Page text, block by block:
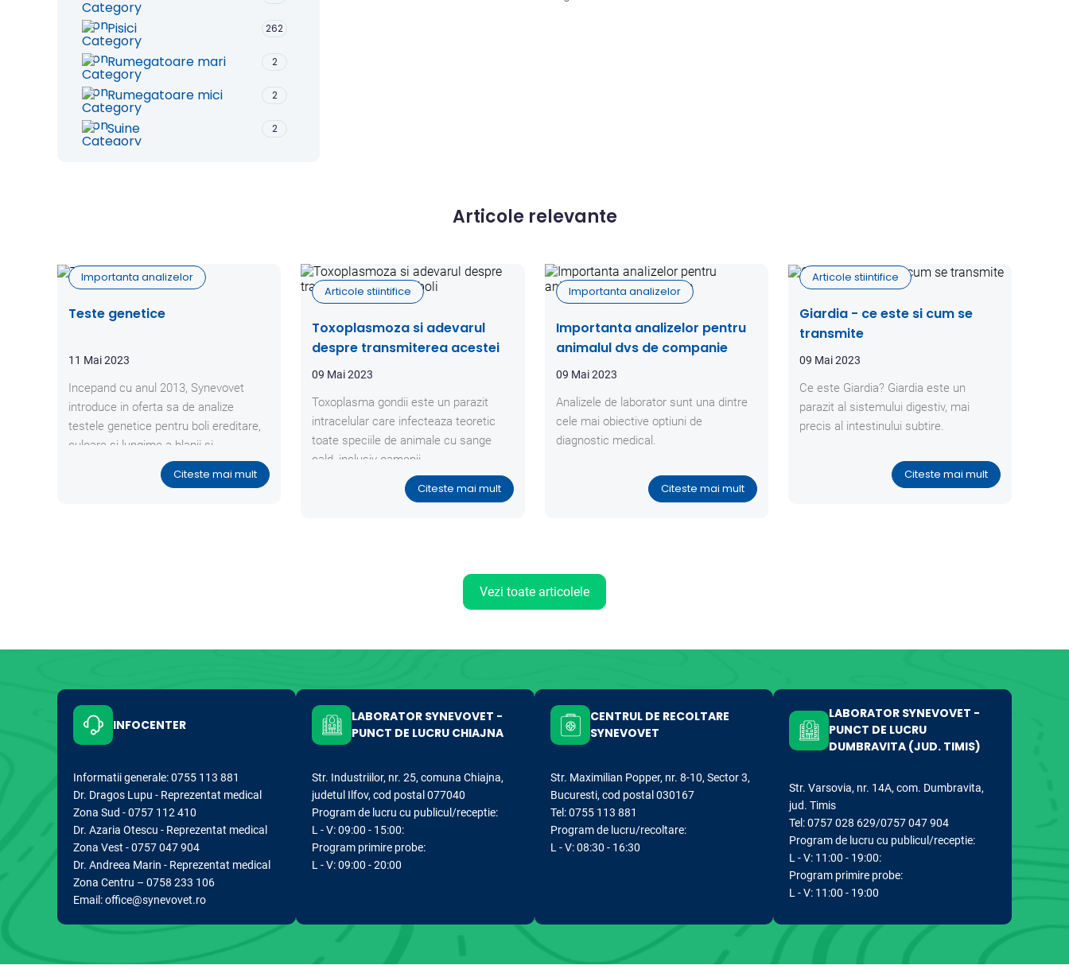
Pisici 262
Rumegatoare mari 2
Rumegatoare mici 2
Suine 2
Articole relevante
Importanta analizelor
Teste genetice
11 Mai 2023
Incepand cu anul 2013, Synevovet
introduce in oferta sa de analize
testele genetice pentru boli ereditare,
culoare si lungime a blanii si
Citeste mai mult
Articole stiintifice
Toxoplasmoza si adevarul
despre transmiterea acestei
boli
09 Mai 2023
Toxoplasma gondii este un parazit
intracelular care infecteaza teoretic
toate speciile de animale cu sange
cald, inclusiv oamenii.
Citeste mai mult
Importanta analizelor
Importanta analizelor pentru
animalul dvs de companie
09 Mai 2023
Analizele de laborator sunt una dintre
cele mai obiective optiuni de
diagnostic medical.
Citeste mai mult
Articole stiintifice
Giardia - ce este si cum se
transmite
09 Mai 2023
Ce este Giardia? Giardia este un
parazit al sistemului digestiv, mai
precis al intestinului subtire.
Citeste mai mult
Vezi toate articolele
INFOCENTER
Informatii generale: 0755 113 881
Dr. Dragos Lupu - Reprezentat medical
Zona Sud - 0757 112 410
Dr. Azaria Otescu - Reprezentat medical
Zona Vest - 0757 047 904
Dr. Andreea Marin - Reprezentat medical
Zona Centru – 0758 233 106
Email: office@synevovet.ro
LABORATOR SYNEVOVET -
PUNCT DE LUCRU CHIAJNA
Str. Industriilor, nr. 25, comuna Chiajna,
judetul Ilfov, cod postal 077040
Program de lucru cu publicul/receptie:
L - V: 09:00 - 15:00:
Program primire probe:
L - V: 09:00 - 20:00
CENTRUL DE RECOLTARE
SYNEVOVET
Str. Maximilian Popper, nr. 8-10, Sector 3,
Bucuresti, cod postal 030167
Tel: 0755 113 881
Program de lucru/recoltare:
L - V: 08:30 - 16:30
LABORATOR SYNEVOVET -
PUNCT DE LUCRU
DUMBRAVITA (JUD. TIMIS)
Str. Varsovia, nr. 14A, com. Dumbravita,
jud. Timis
Tel: 0757 028 629/0757 047 904
Program de lucru cu publicul/receptie:
L - V: 11:00 - 19:00:
Program primire probe:
L - V: 11:00 - 19:00